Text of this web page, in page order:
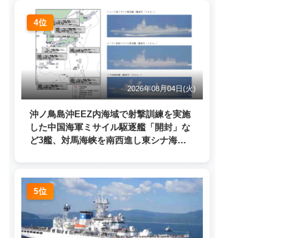
4位
2026年08月04日(火)
沖ノ鳥島沖EEZ内海域で射撃訓練を実施
した中国海軍ミサイル駆逐艦「開封」な
ど3艦、対馬海峡を南西進し東シナ海
5位